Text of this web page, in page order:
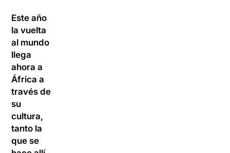
Este año
la vuelta
al mundo
llega
ahora a
África a
través de
su
cultura,
tanto la
que se